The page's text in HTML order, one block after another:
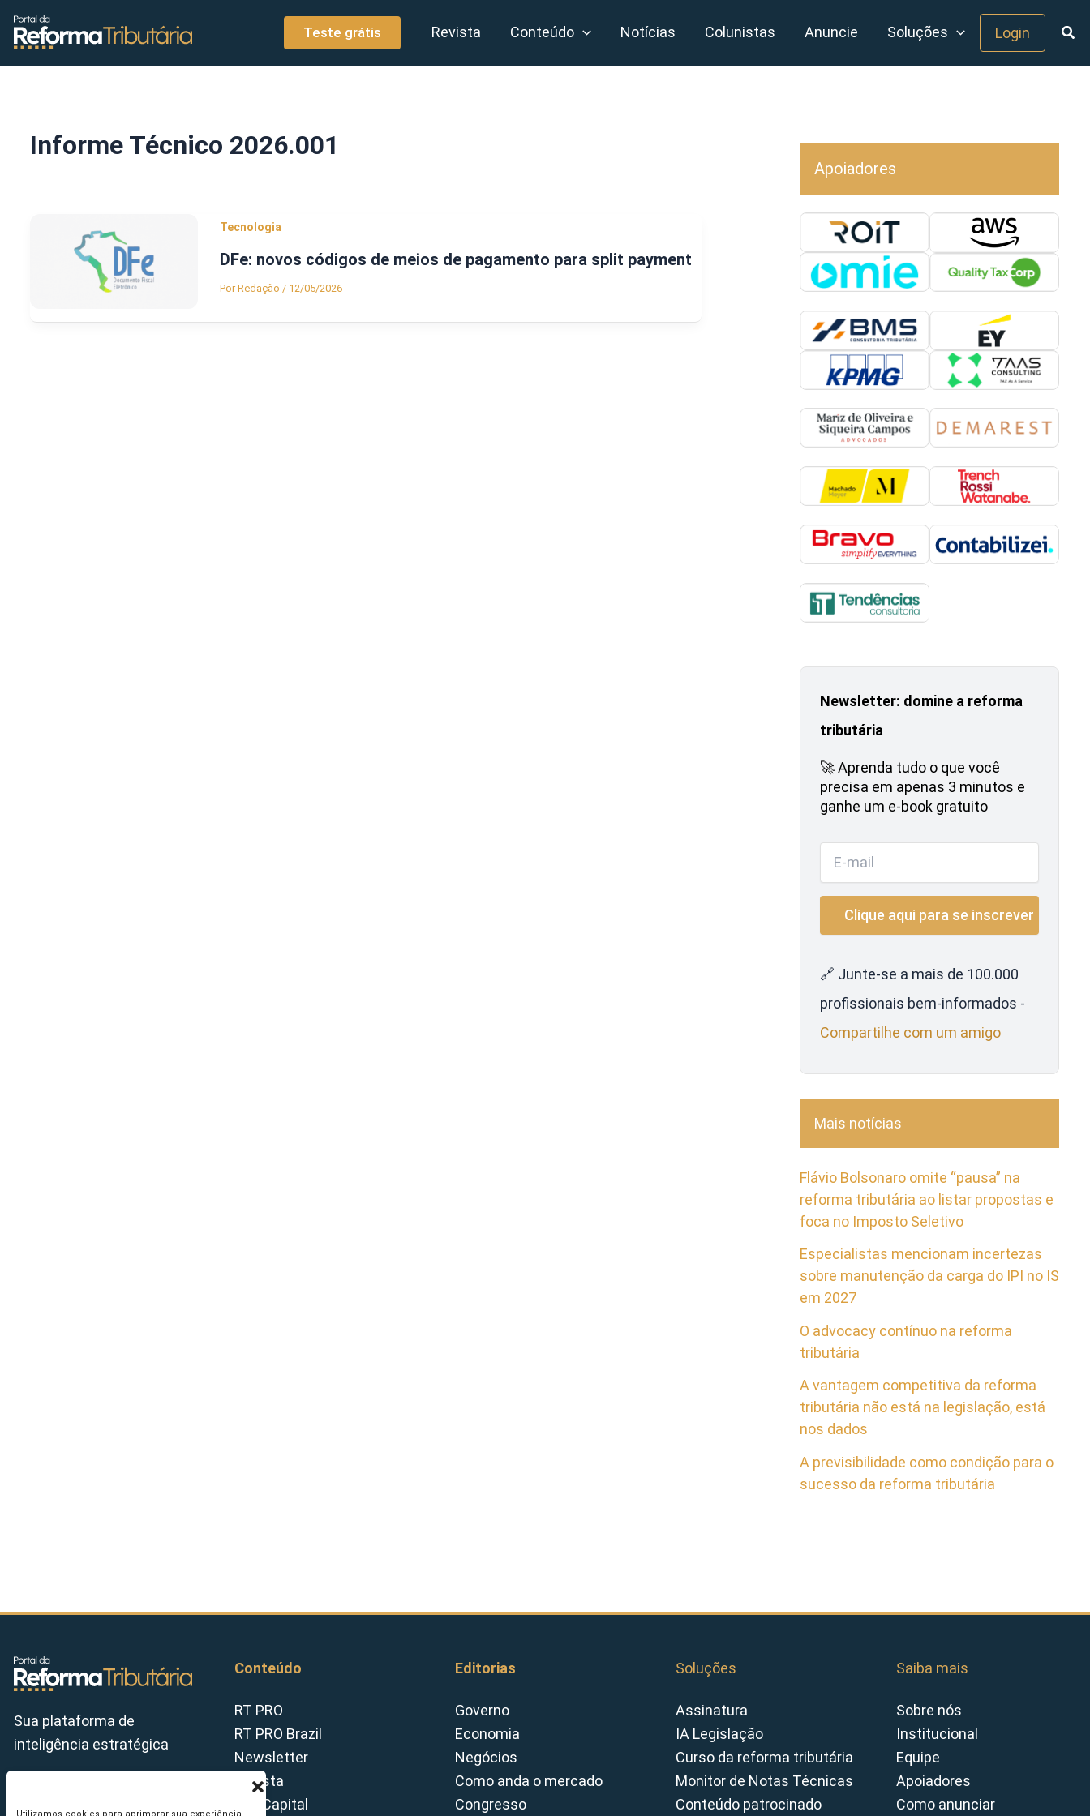
conteúdo
Teste grátis Revista Conteúdo Notícias Colunistas Anuncie Soluções Login
Informe Técnico 2026.001
Tecnologia
DFe: novos códigos de meios de pagamento para split payment
PorRedação / 12/05/2026
Apoiadores
Newsletter: domine a reforma
tributária
🚀 Aprenda tudo o que você
precisa em apenas 3 minutos e
ganhe um e-book gratuito
🔗 Junte-se a mais de 100.000
profissionais bem-informados -
Compartilhe com um amigo
Mais notícias
Flávio Bolsonaro omite “pausa” na
reforma tributária ao listar propostas e
foca no Imposto Seletivo
Especialistas mencionam incertezas
sobre manutenção da carga do IPI no IS
em 2027
O advocacy contínuo na reforma
tributária
A vantagem competitiva da reforma
tributária não está na legislação, está
nos dados
A previsibilidade como condição para o
sucesso da reforma tributária
Sua plataforma de
inteligência estratégica
Conteúdo
RT PRO
RT PRO Brazil
Newsletter
Revista
Tax Capital
Editorias
Governo
Economia
Negócios
Como anda o mercado
Congresso
Soluções
Assinatura
IA Legislação
Curso da reforma tributária
Monitor de Notas Técnicas
Conteúdo patrocinado
Saiba mais
Sobre nós
Institucional
Equipe
Apoiadores
Como anunciar